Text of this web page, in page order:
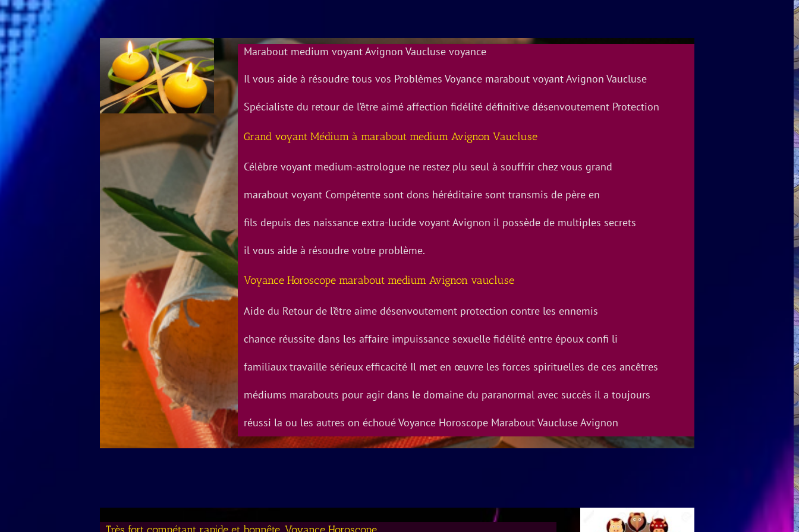
Marabout medium voyant Avignon Vaucluse voyance
Il vous aide à résoudre tous vos Problèmes Voyance marabout voyant Avignon Vaucluse
Spécialiste du retour de l’être aimé affection fidélité définitive désenvoutement Protection
Grand voyant Médium à marabout medium Avignon Vaucluse
Célèbre voyant medium-astrologue ne restez plu seul à souffrir chez vous grand
marabout voyant Compétente sont dons héréditaire sont transmis de père en
fils depuis des naissance extra-lucide voyant Avignon il possède de multiples secrets
il vous aide à résoudre votre problème.
Voyance Horoscope marabout medium Avignon vaucluse
Aide du Retour de l’être aime désenvoutement protection contre les ennemis
chance réussite dans les affaire impuissance sexuelle fidélité entre époux confi li
familiaux travaille sérieux efficacité Il met en œuvre les forces spirituelles de ces ancêtres
médiums marabouts pour agir dans le domaine du paranormal avec succès il a toujours
réussi la ou les autres on échoué Voyance Horoscope Marabout Vaucluse Avignon